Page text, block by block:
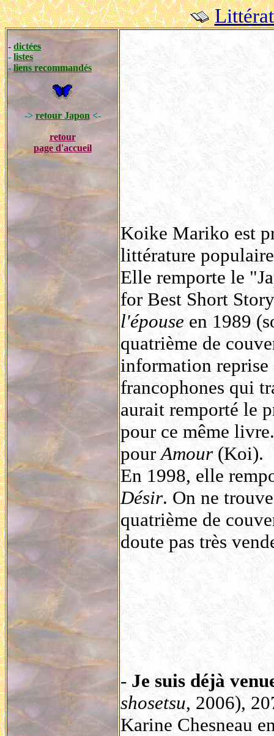
- dictées
- listes
-liens recommandés
-> retour Japon <-
retour
page d'accueil
Koike Mariko est
littérature
Elle remporte le
for Best Short
l'épouse en 1989
quatrième de
information reprise
francophones qui
aurait remporté le
pour ce même
pourAmour (Koi).
En 1998, elle
Désir. On ne
quatrième de
doute pas très
- Je suis déjà
shosetsu, 2006),
Karine Chesneau